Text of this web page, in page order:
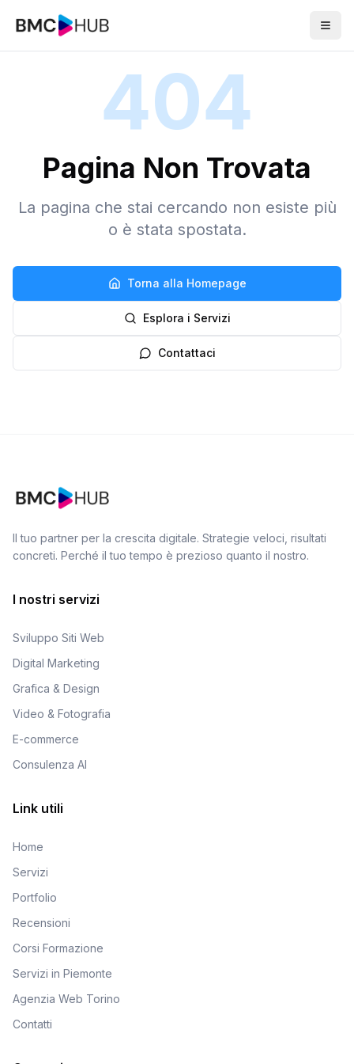
404
Pagina Non Trovata
La pagina che stai cercando non esiste più
o è stata spostata.
Torna alla Homepage
Esplora i Servizi
Contattaci
Il tuo partner per la crescita digitale. Strategie veloci, risultati
concreti. Perché il tuo tempo è prezioso quanto il nostro.
I nostri servizi
Sviluppo Siti Web
Digital Marketing
Grafica & Design
Video & Fotografia
E-commerce
Consulenza AI
Link utili
Home
Servizi
Portfolio
Recensioni
Corsi Formazione
Servizi in Piemonte
Agenzia Web Torino
Contatti